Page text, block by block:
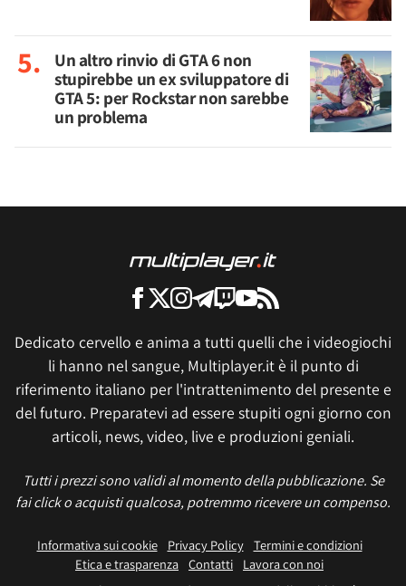
Un altro rinvio di GTA 6 non
stupirebbe un ex sviluppatore di
GTA 5: per Rockstar non sarebbe
un problema
Dedicato cervello e anima a tutti quelli che i videogiochi
li hanno nel sangue, Multiplayer.it è il punto di
riferimento italiano per l'intrattenimento del presente e
del futuro. Preparatevi ad essere stupiti ogni giorno con
articoli, news, video, live e produzioni geniali.
Tutti i prezzi sono validi al momento della pubblicazione. Se
fai click o acquisti qualcosa, potremmo ricevere un compenso.
Informativa sui cookie Privacy Policy
Termini e condizioni
Etica e trasparenza Contatti
Lavora con noi